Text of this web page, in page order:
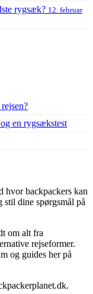
rygsæk? 12. februar
en rygsækstest
hvor backpackers kan
stil dine spørgsmål på
om alt fra
rejseformer.
og guides her på